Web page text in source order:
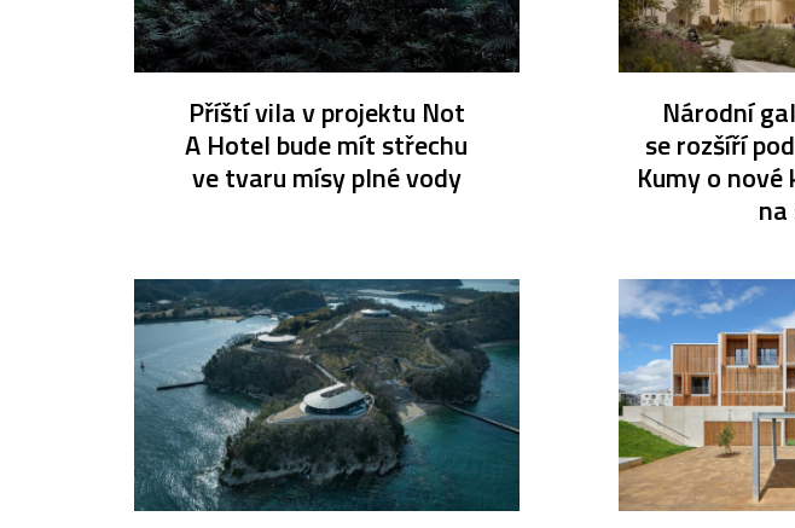
Příští vila v projektu Not
A Hotel bude mít střechu
ve tvaru mísy plné vody
Národní
se rozšíří
Kumy o